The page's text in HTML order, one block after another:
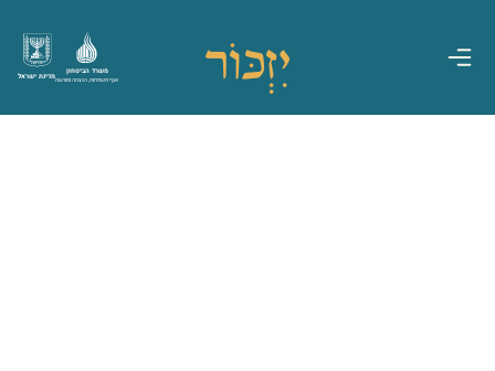
מדינת ישראל
משרד הביטחון
אגף משפחות, הנצחה ומורשת